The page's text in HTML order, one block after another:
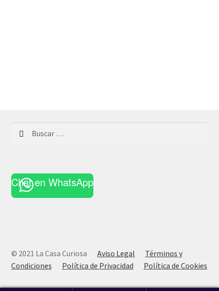
Chat en WhatsApp
© 2021 La Casa Curiosa Aviso Legal
Términos y
Condiciones
Política de Privacidad Política de Cookies